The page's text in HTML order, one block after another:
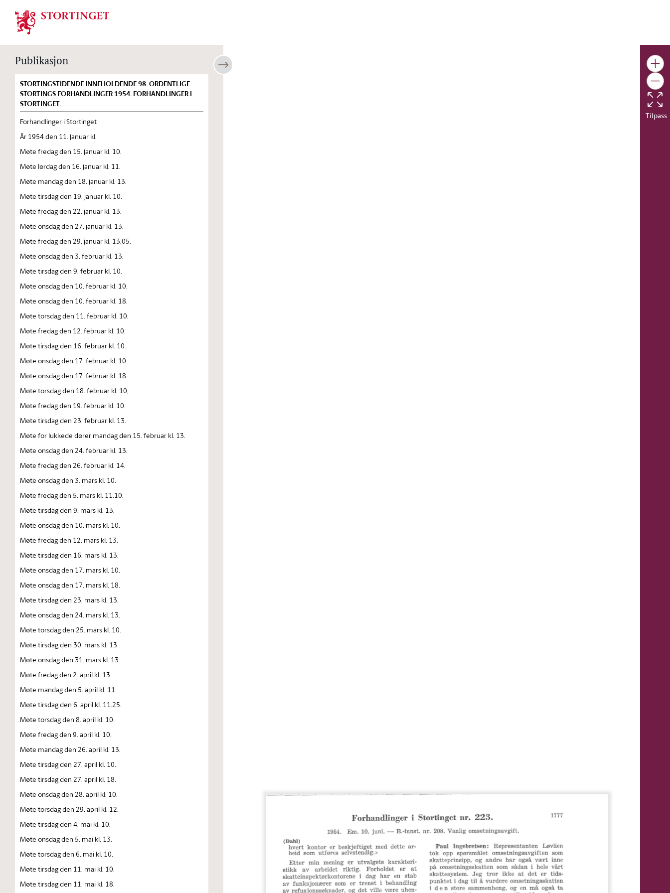
Stortinget.no
Publikasjon
STORTINGSTIDENDE INNEHOLDENDE 98. ORDENTLIGE
STORTINGS FORHANDLINGER 1954. FORHANDLINGER I
STORTINGET.
Forhandlinger i Stortinget
År 1954 den 11. januar kl.
Møte fredag den 15. januar kl. 10.
Møte lørdag den 16. januar kl. 11.
Møte mandag den 18. januar kl. 13.
Møte tirsdag den 19. januar kl. 10.
Møte fredag den 22. januar kl. 13.
Møte onsdag den 27. januar kl. 13.
Møte fredag den 29. januar kl. 13.05.
Møte onsdag den 3. februar kl. 13.
Møte tirsdag den 9. februar kl. 10.
Møte onsdag den 10. februar kl. 10.
Møte onsdag den 10. februar kl. 18.
Møte torsdag den 11. februar kl. 10.
Møte fredag den 12. februar kl. 10.
Møte tirsdag den 16. februar kl. 10.
Møte onsdag den 17. februar kl. 10.
Møte onsdag den 17. februar kl. 18.
Møte torsdag den 18. februar kl. 10,
Møte fredag den 19. februar kl. 10.
Møte tirsdag den 23. februar kl. 13.
Møte for lukkede dører mandag den 15. februar kl. 13.
Møte onsdag den 24. februar kl. 13.
Møte fredag den 26. februar kl. 14.
Møte onsdag den 3. mars kl. 10.
Møte fredag den 5. mars kl. 11.10.
Møte tirsdag den 9. mars kl. 13.
Møte onsdag den 10. mars kl. 10.
Møte fredag den 12. mars kl. 13.
Møte tirsdag den 16. mars kl. 13.
Møte onsdag den 17. mars kl. 10.
Møte onsdag den 17. mars kl. 18.
Møte tirsdag den 23. mars kl. 13.
Møte onsdag den 24. mars kl. 13.
Møte torsdag den 25. mars kl. 10.
Møte tirsdag den 30. mars kl. 13.
Møte onsdag den 31. mars kl. 13.
Møte fredag den 2. april kl. 13.
Møte mandag den 5. april kl. 11.
Møte tirsdag den 6. april kl. 11.25.
Møte torsdag den 8. april kl. 10.
Møte fredag den 9. april kl. 10.
Møte mandag den 26. april kl. 13.
Møte tirsdag den 27. april kl. 10.
Møte tirsdag den 27. april kl. 18.
Møte onsdag den 28. april kl. 10.
Møte torsdag den 29. april kl. 12.
Møte tirsdag den 4. mai kl. 10.
Møte onsdag den 5. mai kl. 13.
Møte torsdag den 6. mai kl. 10.
Møte tirsdag den 11. mai kl. 10.
Møte tirsdag den 11. mai kl. 18.